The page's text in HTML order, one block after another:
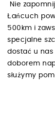
Nie
Łańcuch
500km i
specjalne
dostać u nas
doborem
służymy